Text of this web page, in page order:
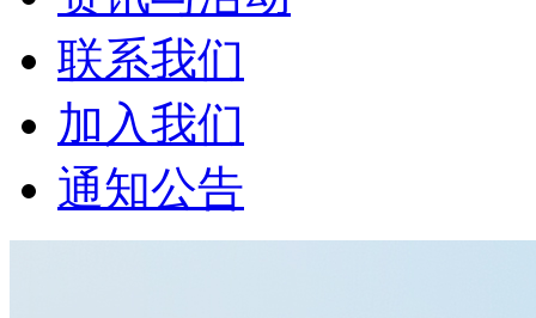
联系我们
加入我们
通知公告